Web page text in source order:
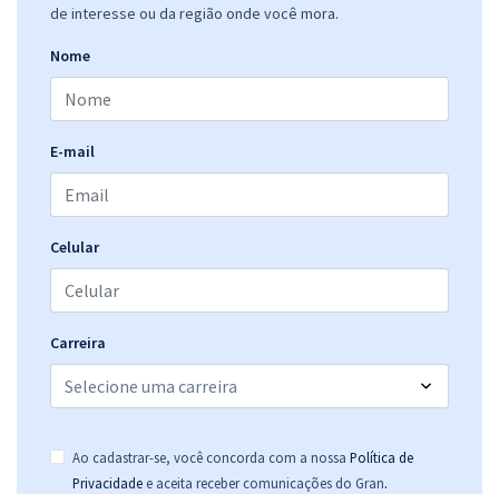
de interesse ou da região onde você mora.
Nome
E-mail
Celular
Carreira
Ao cadastrar-se, você concorda com a nossa Política de
Privacidade e aceita receber comunicações do Gran.